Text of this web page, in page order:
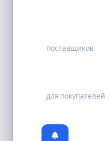
поставщиков
для покупателей